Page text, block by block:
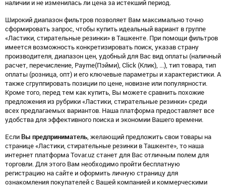
наличии и не изменилась ли цена за истекший период.
Широкий диапазон фильтров позволяет Вам максимально точно
сформировать запрос, чтобы купить идеальный вариант в группе
«Ластики, стирательные резинки» в Ташкенте. При помощи фильтров
имеется возможность конкретизировать поиск, указав страну
производителя, диапазон цен, удобный для Вас вид оплаты (наличный
расчет, перечисление, Payme(Пэйми), Click (Клик), ...), тип товара, тип
оплаты (розница, опт) и его ключевые параметры и характеристики. А
также сгруппировать позиции по цене, новизне или популярности.
Кроме того, перед тем как купить, Вы можете сравнить похожие
предложения из рубрики «Ластики, стирательные резинки» среди
всех предлагаемых вариантов. Наша платформа предоставляет все
удобства для эффективного поиска и экономии Вашего времени.
Если Вы предприниматель, желающий предложить свои товары на
странице «Ластики, стирательные резинки в Ташкенте», то наша
интернет платформа Tovar.uz станет для Вас отличным полем для
торговли. Для этого Вам необходимо пройти бесплатную
регистрацию на сайте и оформить личную страницу для
ознакомления покупателей с Вашей компанией и коммерческими